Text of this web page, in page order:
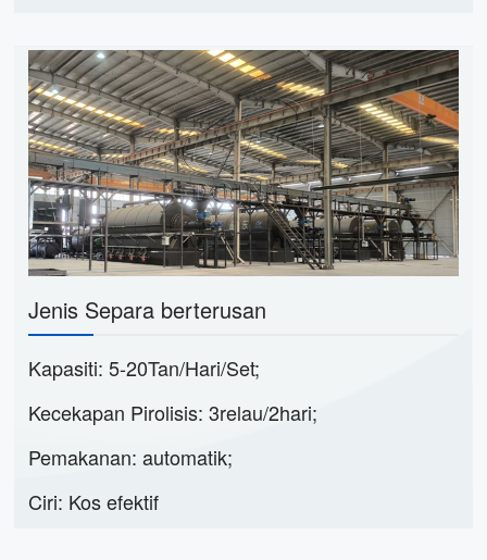
Jenis Separa berterusan
Kapasiti: 5-20Tan/Hari/Set;
Kecekapan Pirolisis: 3relau/2hari;
Pemakanan: automatik;
Ciri: Kos efektif